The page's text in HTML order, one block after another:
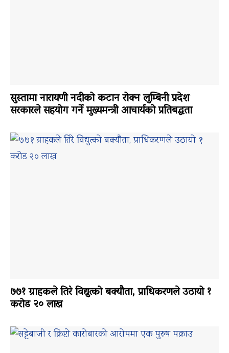
सुस्तामा नारायणी नदीको कटान रोक्न लुम्बिनी प्रदेश
सरकारले सहयोग गर्ने मुख्यमन्त्री आचार्यको प्रतिबद्धता
७७१ ग्राहकले तिरे विद्युत्को बक्यौता, प्राधिकरणले उठायो १
करोड २० लाख